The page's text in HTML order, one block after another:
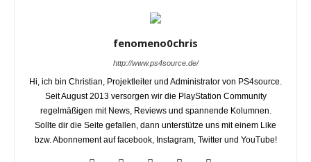
fenomeno0chris
http://www.ps4source.de/
Hi, ich bin Christian, Projektleiter und Administrator von PS4source.
Seit August 2013 versorgen wir die PlayStation Community
regelmäßigen mit News, Reviews und spannende Kolumnen.
Sollte dir die Seite gefallen, dann unterstütze uns mit einem Like
bzw. Abonnement auf facebook, Instagram, Twitter und YouTube!